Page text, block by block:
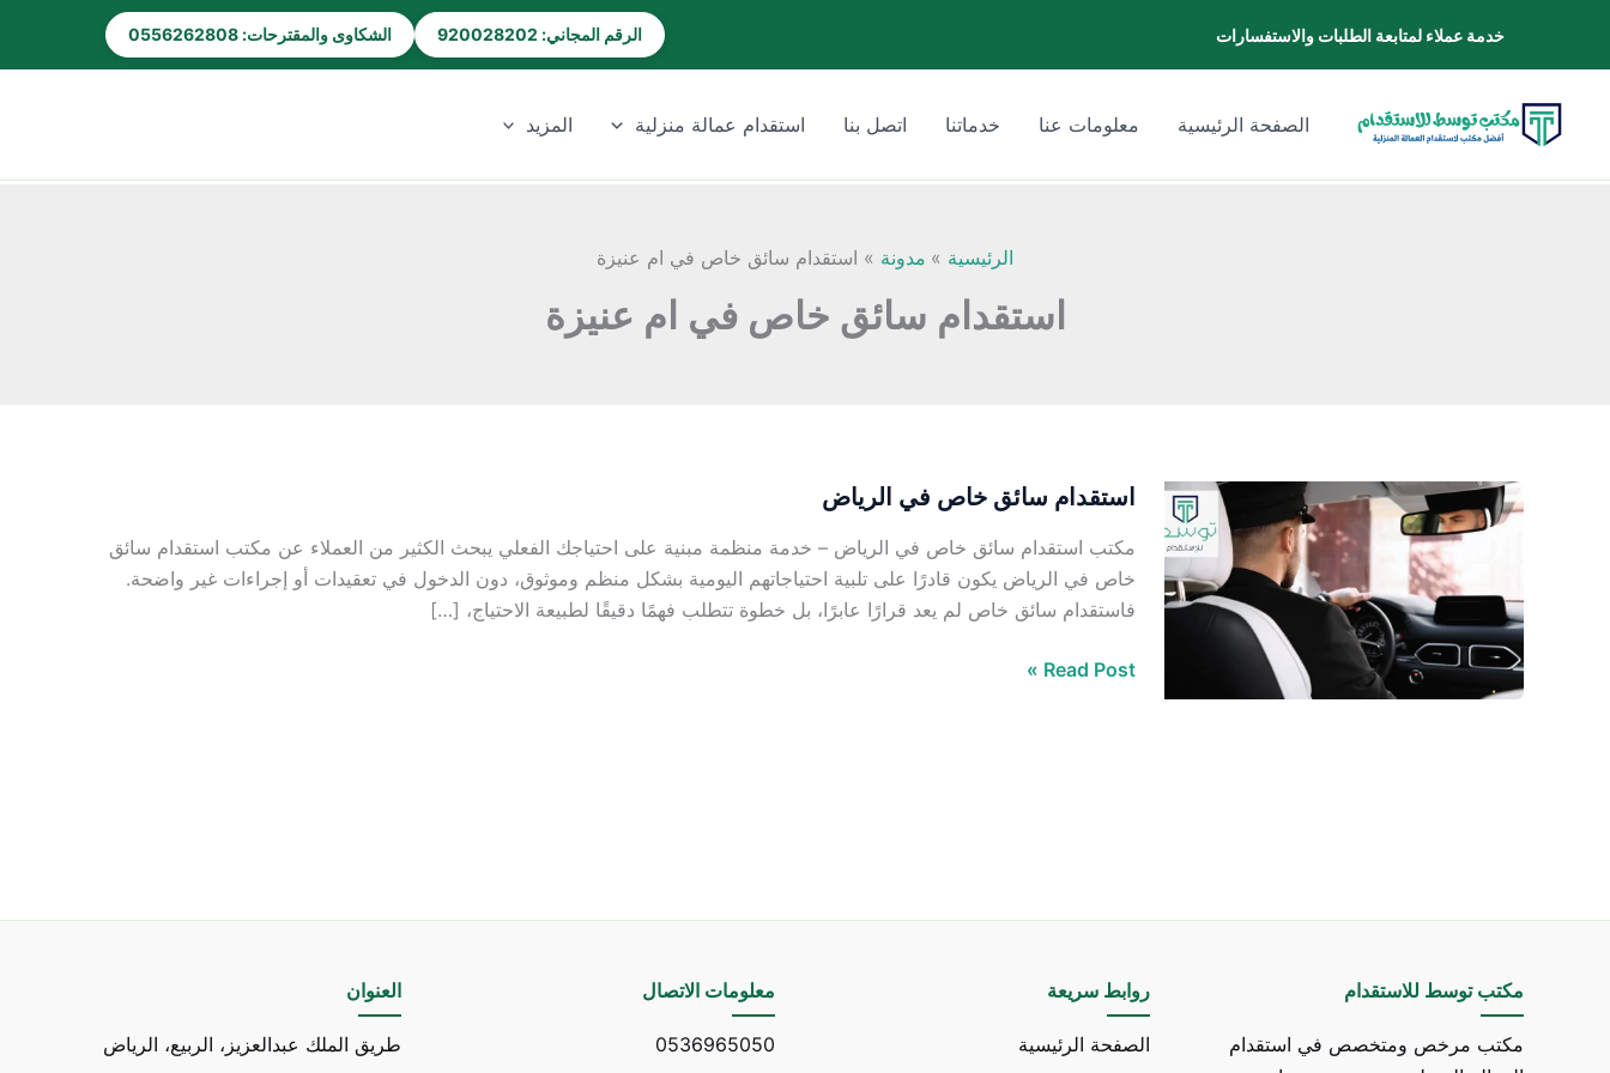
خدمة عملاء لمتابعة الطلبات والاستفسارات الرقم المجاني: 920028202 الشكاوى والمقترحات: 0556262808
المحتوى
الصفحة الرئيسية
معلومات عنا خدماتنا اتصل بنا استقدام عمالة منزلية المزيد
الرئيسية مدونة استقدام سائق خاص في ام عنيزة
استقدام سائق خاص في ام عنيزة
استقدام سائق خاص في الرياض
مكتب استقدام سائق خاص في الرياض – خدمة منظمة مبنية على احتياجك الفعلي يبحث الكثير من العملاء عن مكتب استقدام سائق
خاص في الرياض يكون قادرًا على تلبية احتياجاتهم اليومية بشكل منظم وموثوق، دون الدخول في تعقيدات أو إجراءات غير واضحة.
فاستقدام سائق خاص لم يعد قرارًا عابرًا، بل خطوة تتطلب فهمًا دقيقًا لطبيعة الاحتياج، […]
استقدام
خاص
في
الرياض
Read Post »
مكتب توسط للاستقدام
مكتب مرخص ومتخصص في استقدام
روابط سريعة
الصفحة الرئيسية
معلومات الاتصال
0536965050
العنوان
طريق الملك عبدالعزيز، الربيع، الرياض